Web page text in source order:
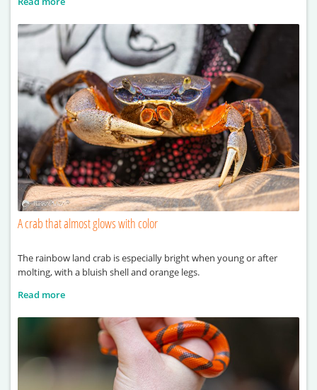
A crab that almost glows with color
The rainbow land crab is especially bright when young or after
molting, with a bluish shell and orange legs.
Read more